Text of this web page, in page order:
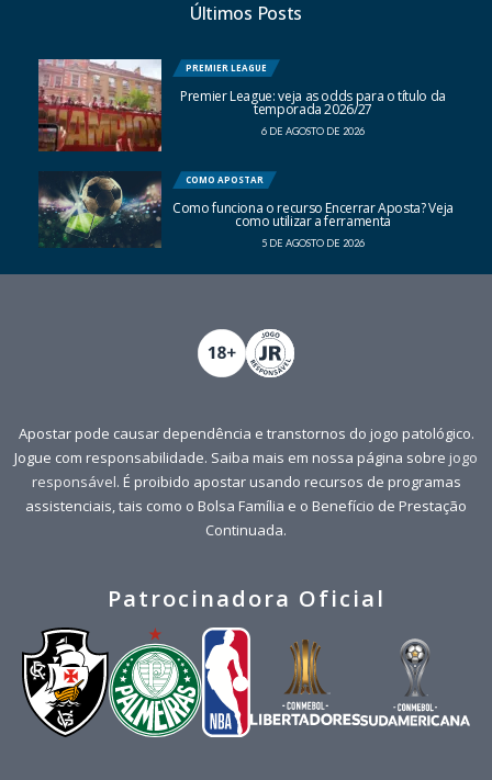
Últimos Posts
PREMIER LEAGUE
Premier League: veja as odds para o título da
temporada 2026/27
6 DE AGOSTO DE 2026
COMO APOSTAR
Como funciona o recurso Encerrar Aposta? Veja
como utilizar a ferramenta
5 DE AGOSTO DE 2026
Apostar pode causar dependência e transtornos do jogo patológico.
Jogue com responsabilidade. Saiba mais em nossa página sobre jogo
responsável. É proibido apostar usando recursos de programas
assistenciais, tais como o Bolsa Família e o Benefício de Prestação
Continuada.
Patrocinadora Oficial